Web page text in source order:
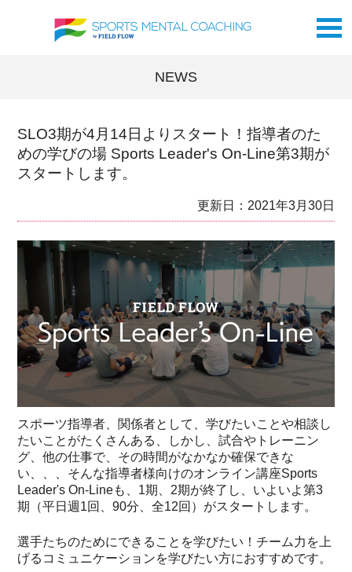
NEWS
SLO3期が4月14日よりスタート！指導者のた
めの学びの場 Sports Leader's On-Line第3期が
スタートします。
更新日：2021年3月30日
スポーツ指導者、関係者として、学びたいことや相談し
たいことがたくさんある、しかし、試合やトレーニン
グ、他の仕事で、その時間がなかなか確保できな
い、、、そんな指導者様向けのオンライン講座Sports
Leader's On-Lineも、1期、2期が終了し、いよいよ第3
期（平日週1回、90分、全12回）がスタートします。
選手たちのためにできることを学びたい！チーム力を上
げるコミュニケーションを学びたい方におすすめです。